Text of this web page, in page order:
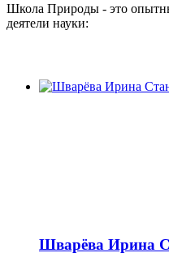
Школа Природы - это
деятели науки:
Шварёва Ирина